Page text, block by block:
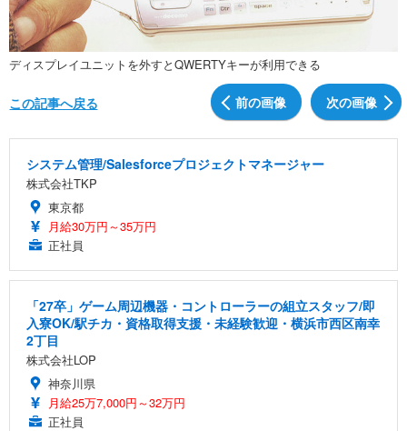
ディスプレイユニットを外すとQWERTYキーが利用できる
前の画像 次の画像
この記事へ戻る
システム管理/Salesforceプロジェクトマネージャー
株式会社TKP
東京都
月給30万円～35万円
正社員
「27卒」ゲーム周辺機器・コントローラーの組立スタッフ/即
入寮OK/駅チカ・資格取得支援・未経験歓迎・横浜市西区南幸
2丁目
株式会社LOP
神奈川県
月給25万7,000円～32万円
正社員